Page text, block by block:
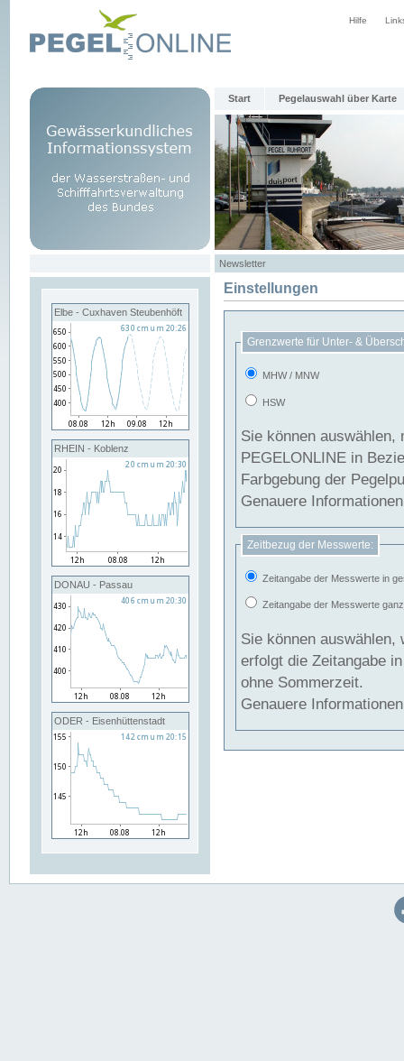
Hilfe
Start Pegelauswahl über Karte
Newsletter
Elbe - Cuxhaven Steubenhöft
RHEIN - Koblenz
DONAU - Passau
ODER - Eisenhüttenstadt
Einstellungen
Grenzwerte für Unter- &
MHW / MNW
HSW
Sie können
PEGELONLINE in Beziehung
Farbgebung der
Genauere
Zeitbezug der Messwerte:
Zeitangabe der Messwerte in
Zeitangabe der Messwerte
Sie können auswählen,
erfolgt die Zeitangabe
ohne Sommerzeit.
Genauere